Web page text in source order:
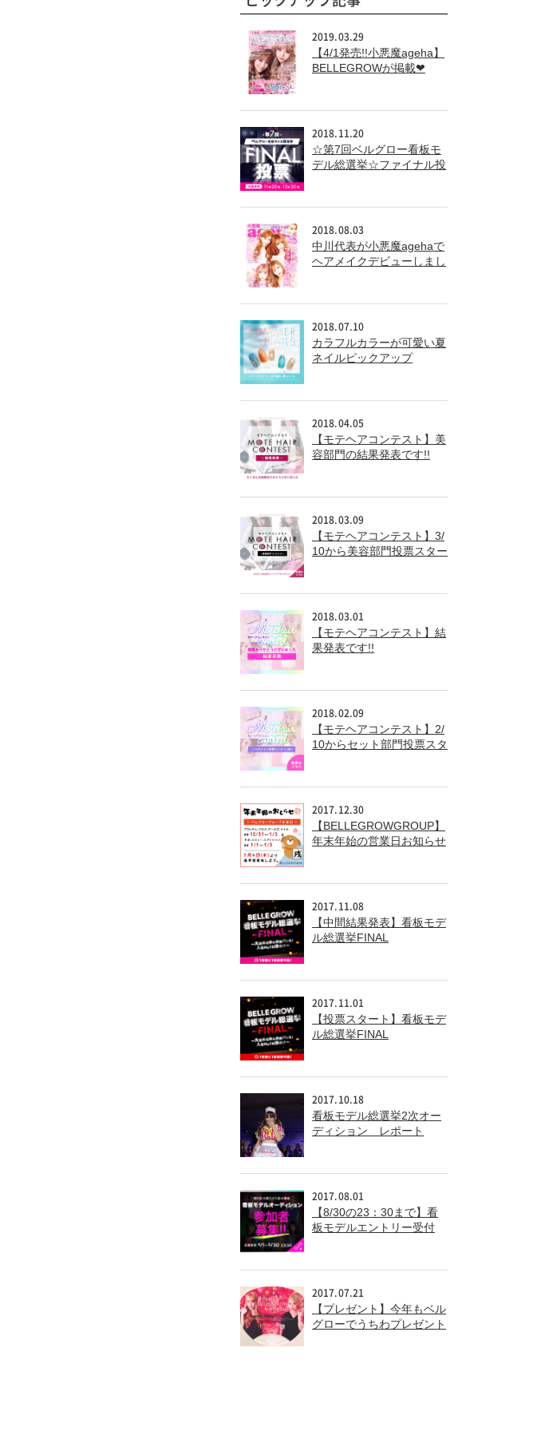
2019.03.29
【4/1発売!!小悪魔ageha】
BELLEGROWが掲載❤
2018.11.20
☆第7回ベルグロー看板モ
デル総選挙☆ファイナル投
2018.08.03
中川代表が小悪魔agehaで
ヘアメイクデビューしまし
2018.07.10
カラフルカラーが可愛い夏
ネイルピックアップ
2018.04.05
【モテヘアコンテスト】美
容部門の結果発表です!!
2018.03.09
【モテヘアコンテスト】3/
10から美容部門投票スター
2018.03.01
【モテヘアコンテスト】結
果発表です!!
2018.02.09
【モテヘアコンテスト】2/
10からセット部門投票スタ
2017.12.30
【BELLEGROWGROUP】
年末年始の営業日お知らせ
2017.11.08
【中間結果発表】看板モデ
ル総選挙FINAL
2017.11.01
【投票スタート】看板モデ
ル総選挙FINAL
2017.10.18
看板モデル総選挙2次オー
ディション レポート
2017.08.01
【8/30の23：30まで】看
板モデルエントリー受付
2017.07.21
【プレゼント】今年もベル
グローでうちわプレゼント